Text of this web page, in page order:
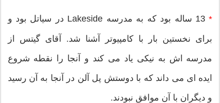
* 13 ساله بود که به مدرسه Lakeside در سیاتل بود و
برای نخستین بار با کامپیوتر آشنا شد. آقای گیتس از
مدرسه اش به نیکی یاد می کند و آنجا را نقطه شروع
ایده ای می داند که با دوستش پل آلن در آنجا به آن رسید
و دیگران با آن موافق نبودند.